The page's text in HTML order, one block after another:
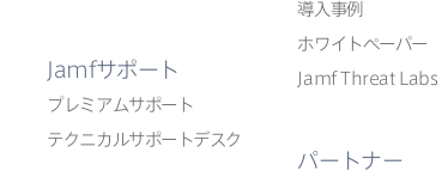
Jamfサポート
プレミアムサポート
テクニカルサポートデスク
導入事例
ホワイトペーパー
Jamf Threat Labs
パートナー